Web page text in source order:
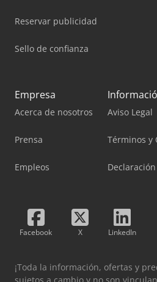
Reservar publicidad
Sello de confianza
Empresa
Acerca de nosotros
Prensa
Empleos
Aviso Legal
Términos y
Facebook X LinkedIn
¡Toda la información, ofertas y